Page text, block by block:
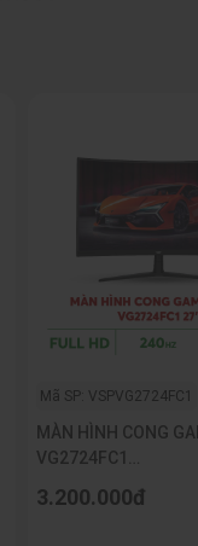
Mã SP: VSPVG2724FC1
MÀN HÌNH CONG
VG2724FC1
3.200.000đ